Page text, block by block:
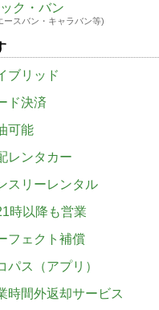
ック・バン
ースバン・キャラバン等)
ブリッド
ド決済
可能
レンタカー
スリーレンタル
時以降も営業
フェクト補償
パス（アプリ）
時間外返却サービス